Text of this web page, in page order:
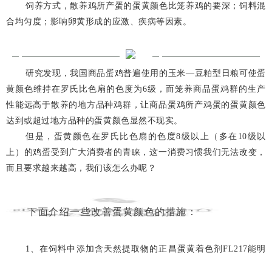
饲养方式，散养鸡所产蛋的蛋黄颜色比笼养鸡的要深；饲料混
合均匀度；影响卵黄形成的应激、疾病等因素。
研究发现，我国商品蛋鸡普遍使用的玉米—豆粕型日粮可使蛋
黄颜色维持在罗氏比色扇的色度为6级，而笼养商品蛋鸡群的生产
性能远高于散养的地方品种鸡群，让商品蛋鸡所产鸡蛋的蛋黄颜色
达到或超过地方品种的蛋黄颜色显然不现实。
但是，蛋黄颜色在罗氏比色扇的色度8级以上（多在10级以
上）的鸡蛋受到广大消费者的青睐，这一消费习惯我们无法改变，
而且要求越来越高，我们该怎么办呢？
下面介绍一些改善蛋黄颜色的措施：
1、在饲料中添加含天然提取物的正昌蛋黄着色剂FL217能明